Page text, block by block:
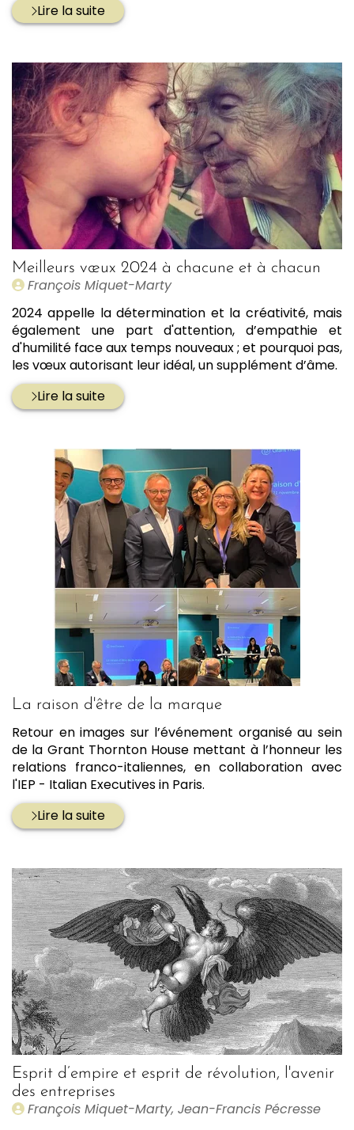
Lire la suite
Meilleurs vœux 2024 à chacune et à chacun
Publié
François Miquet-Marty
2024 appelle la détermination et la créativité, mais
également une part d'attention, d’empathie et
d'humilité face aux temps nouveaux ; et pourquoi pas,
les vœux autorisant leur idéal, un supplément d’âme.
Lire la suite
La raison d'être de la marque
Retour en images sur l’événement organisé au sein
de la Grant Thornton House mettant à l’honneur les
relations franco-italiennes, en collaboration avec
l'IEP - Italian Executives in Paris.
Lire la suite
Esprit d’empire et esprit de révolution, l'avenir
des entreprises
Publié
François Miquet-Marty, Jean-Francis Pécresse